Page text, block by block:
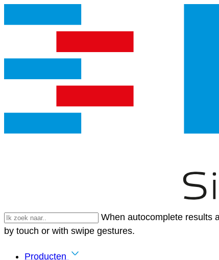
When autocomplete results
by touch or with swipe gestures.
Producten